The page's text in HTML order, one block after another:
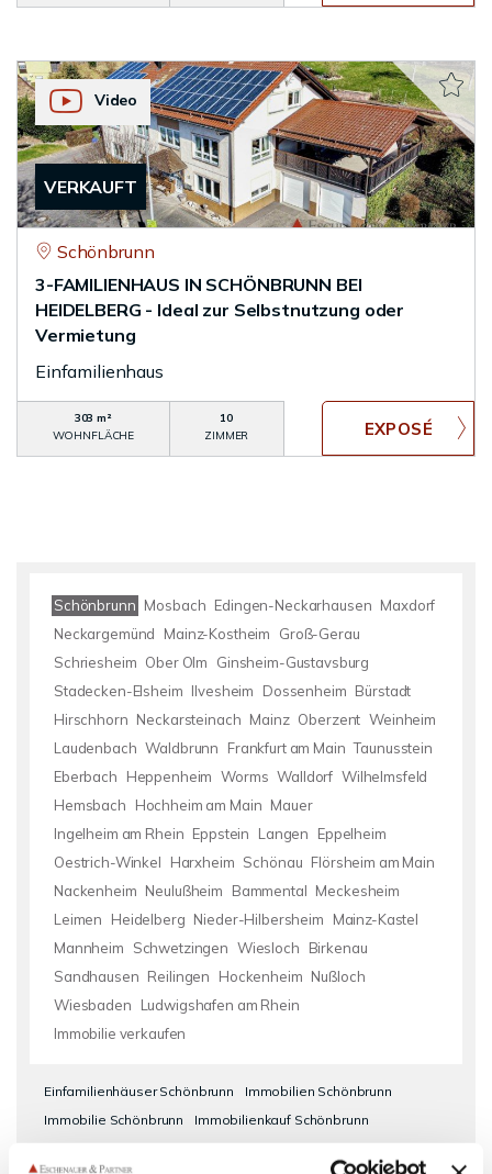
VERKAUFT
Video
Schönbrunn
3-FAMILIENHAUS IN SCHÖNBRUNN BEI
HEIDELBERG - Ideal zur Selbstnutzung oder
Vermietung
Einfamilienhaus
303 m²
WOHNFLÄCHE
10
ZIMMER
Schönbrunn Mosbach Edingen-Neckarhausen Maxdorf
Neckargemünd
Mainz-Kostheim
Groß-Gerau
Schriesheim Ober Olm
Ginsheim-Gustavsburg
Stadecken-Elsheim Ilvesheim Dossenheim Bürstadt
Hirschhorn Neckarsteinach Mainz Oberzent Weinheim
Laudenbach Waldbrunn Frankfurt am Main Taunusstein
Eberbach
Heppenheim Worms Walldorf Wilhelmsfeld
Hemsbach
Hochheim am Main Mauer
Ingelheim am Rhein Eppstein Langen
Eppelheim
Oestrich-Winkel
Harxheim Schönau Flörsheim am Main
Nackenheim Neulußheim Bammental Meckesheim
Leimen
Heidelberg Nieder-Hilbersheim
Mainz-Kastel
Mannheim
Schwetzingen Wiesloch
Birkenau
Sandhausen Reilingen Hockenheim Nußloch
Wiesbaden
Ludwigshafen am Rhein
Immobilie verkaufen
Einfamilienhäuser Schönbrunn
Immobilien Schönbrunn
Immobilie Schönbrunn
Immobilienkauf Schönbrunn